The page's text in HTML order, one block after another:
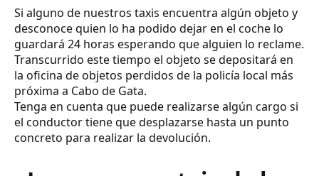
Si alguno de nuestros taxis encuentra algún objeto y
desconoce quien lo ha podido dejar en el coche lo
guardará 24 horas esperando que alguien lo reclame.
Transcurrido este tiempo el objeto se depositará en
la oficina de objetos perdidos de la policía local más
próxima a Cabo de Gata.
Tenga en cuenta que puede realizarse algún cargo si
el conductor tiene que desplazarse hasta un punto
concreto para realizar la devolución.